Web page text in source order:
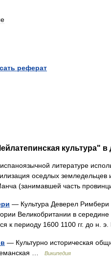
реферат
культура" в
литературе
оседлых земледельцев
(занимавшей часть
— Культура Деверел Римбери
Великобритании в
к периоду 1600 1100 гг. до н.
— Культурно историческая
…
Википедия